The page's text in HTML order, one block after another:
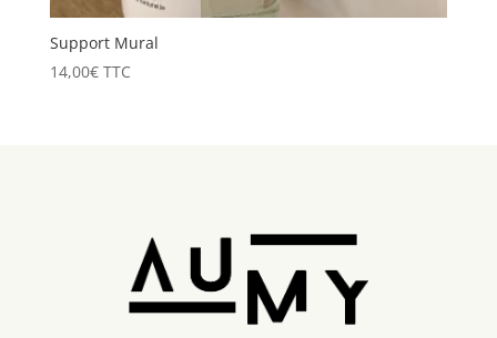
Support Mural
14,00€ TTC